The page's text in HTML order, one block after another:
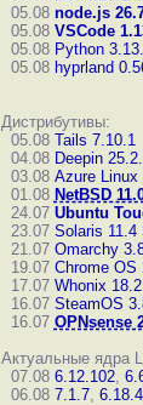
05.08 node.js
05.08 VSCode
05.08 Python
05.08 hyprland
Дистрибутивы:
05.08 Tails 7.10.1
04.08 Deepin
03.08 Azure Linux
01.08 NetBSD
24.07 Ubuntu
23.07 Solaris 11.4
21.07 Omarchy
19.07 Chrome OS
17.07 Whonix
16.07 SteamOS
16.07 OPNsense
Актуальные ядра
07.08 6.12.102,
06.08 7.1.7,